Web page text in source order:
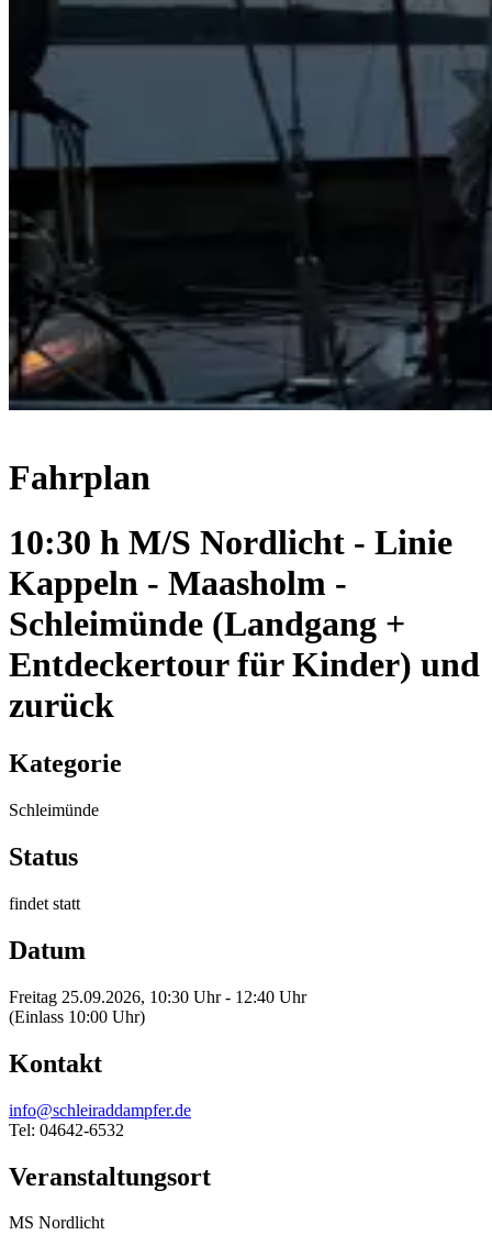
Fahrplan
10:30 h M/S Nordlicht - Linie
Kappeln - Maasholm -
Schleimünde (Landgang +
Entdeckertour für Kinder) und
zurück
Kategorie
Schleimünde
Status
findet statt
Datum
Freitag 25.09.2026, 10:30 Uhr - 12:40 Uhr
(Einlass 10:00 Uhr)
Kontakt
info@schleiraddampfer.de
Tel: 04642-6532
Veranstaltungsort
MS Nordlicht